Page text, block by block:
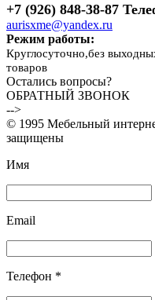
+7 (926) 848-38-87
aurisxme@yandex.ru
Режим работы:
Круглосуточно,без
товаров
Остались вопросы?
ОБРАТНЫЙ ЗВОНОК
-->
© 1995 Мебельный
защищены
Имя
Email
Телефон *